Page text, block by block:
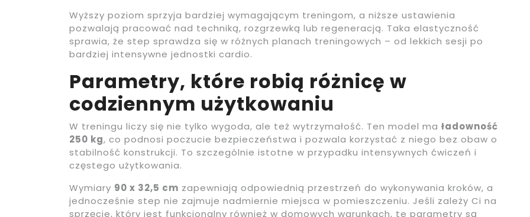
Wyższy poziom sprzyja bardziej wymagającym treningom, a niższe ustawienia
pozwalają pracować nad techniką, rozgrzewką lub regeneracją. Taka elastyczność
sprawia, że step sprawdza się w różnych planach treningowych – od lekkich sesji po
bardziej intensywne jednostki cardio.
Parametry, które robią różnicę w
codziennym użytkowaniu
W treningu liczy się nie tylko wygoda, ale też wytrzymałość. Ten model ma ładowność
250 kg, co podnosi poczucie bezpieczeństwa i pozwala korzystać z niego bez obaw o
stabilność konstrukcji. To szczególnie istotne w przypadku intensywnych ćwiczeń i
częstego użytkowania.
Wymiary 90 x 32,5 cm zapewniają odpowiednią przestrzeń do wykonywania kroków, a
jednocześnie step nie zajmuje nadmiernie miejsca w pomieszczeniu. Jeśli zależy Ci na
sprzęcie, który jest funkcjonalny również w domowych warunkach, te parametry są